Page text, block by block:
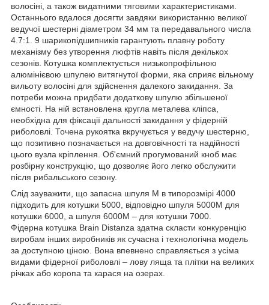
волосіні, а також видатними тяговими характеристиками.
Останнього вдалося досягти завдяки використанню великої
ведучої шестерні діаметром 34 мм та передавального числа
4.7:1. 9 шарикопідшипників гарантують плавну роботу
механізму без утворення люфтів навіть після декількох
сезонів. Котушка комплектується низькопрофільною
алюмінієвою шпулею витягнутої форми, яка сприяє вільному
вильоту волосіні для здійснення далекого закидання. За
потреби можна придбати додаткову шпулю збільшеної
ємності. На ній встановлена ​​кругла металева кліпса,
необхідна для фіксації дальності закидання у фідерній
риболовлі. Точена рукоятка вкручується у ведучу шестерню,
що позитивно позначається на довговічності та надійності
цього вузла кріплення. Об'ємний прогумований кноб має
розбірну конструкцію, що дозволяє його легко обслужити
після рибальського сезону.
Слід зауважити, що запасна шпуля M в типорозмірі 4000
підходить для котушки 5000, відповідно шпуля 5000M для
котушки 6000, а шпуля 6000M – для котушки 7000.
Фідерна котушка Brain Distanza здатна скласти конкуренцію
виробам інших виробників як сучасна і технологічна модель
за доступною ціною. Вона впевнено справляється з усіма
видами фідерної риболовлі – лову ляща та плітки на великих
річках або коропа та карася на озерах.